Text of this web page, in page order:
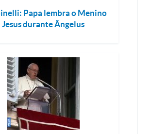
Papa lembra o Menino
Jesus durante Ângelus